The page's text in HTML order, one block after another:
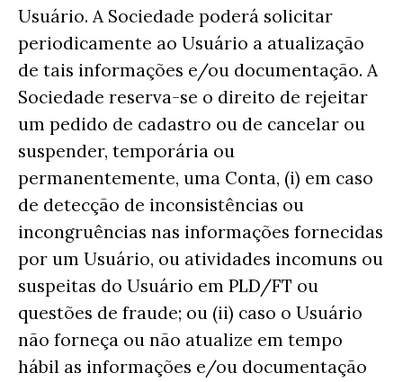
Usuário. A Sociedade poderá solicitar
periodicamente ao Usuário a atualização
de tais informações e/ou documentação. A
Sociedade reserva-se o direito de rejeitar
um pedido de cadastro ou de cancelar ou
suspender, temporária ou
permanentemente, uma Conta, (i) em caso
de detecção de inconsistências ou
incongruências nas informações fornecidas
por um Usuário, ou atividades incomuns ou
suspeitas do Usuário em PLD/FT ou
questões de fraude; ou (ii) caso o Usuário
não forneça ou não atualize em tempo
hábil as informações e/ou documentação